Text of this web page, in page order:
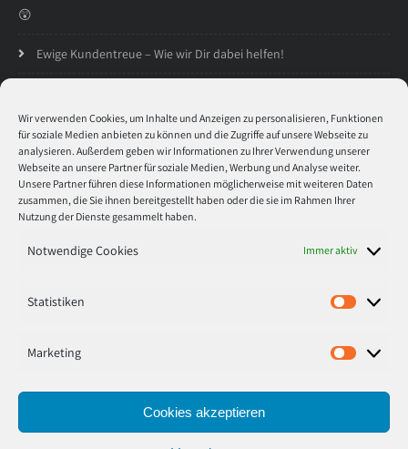
Wir verwenden Cookies, um Inhalte und Anzeigen zu personalisieren, Funktionen
für soziale Medien anbieten zu können und die Zugriffe auf unsere Webseite zu
analysieren. Außerdem geben wir Informationen zu Ihrer Verwendung unserer
Webseite an unsere Partner für soziale Medien, Werbung und Analyse weiter.
Unsere Partner führen diese Informationen möglicherweise mit weiteren Daten
zusammen, die Sie ihnen bereitgestellt haben oder die sie im Rahmen Ihrer
Nutzung der Dienste gesammelt haben.
Notwendige Cookies Immer aktiv
Statistiken
Marketing
Cookies akzeptieren
😲
Ewige Kundentreue – Wie wir Dir dabei helfen!
Öffnungszeiten
Montag 8:30 - 17:00
Dienstag8:30 - 17:00
Mitwoch 8:30 - 17:00
© 2020 tinte toner medien Marcus Stoffers. Alle Rechte